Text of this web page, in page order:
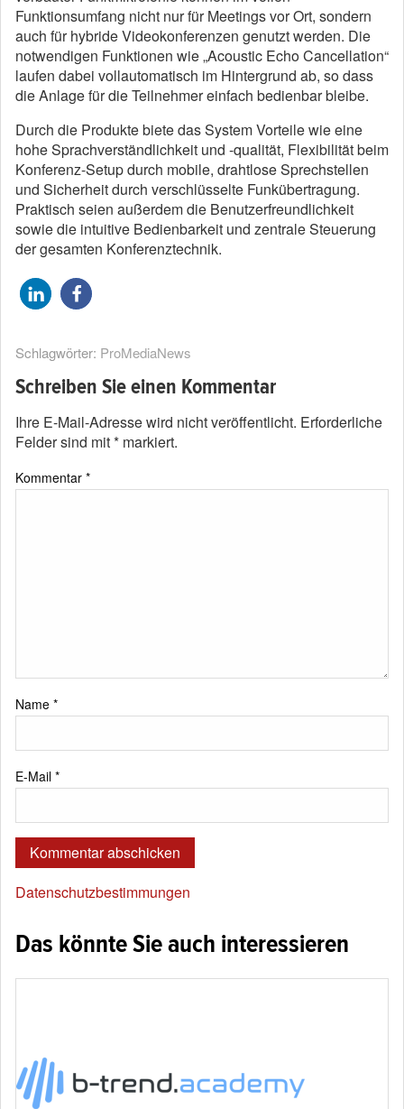
Funktionsumfang nicht nur für Meetings vor Ort, sondern
auch für hybride Videokonferenzen genutzt werden. Die
notwendigen Funktionen wie „Acoustic Echo Cancellation“
laufen dabei vollautomatisch im Hintergrund ab, so dass
die Anlage für die Teilnehmer einfach bedienbar bleibe.
Durch die Produkte biete das System Vorteile wie eine
hohe Sprachverständlichkeit und -qualität, Flexibilität beim
Konferenz-Setup durch mobile, drahtlose Sprechstellen
und Sicherheit durch verschlüsselte Funkübertragung.
Praktisch seien außerdem die Benutzerfreundlichkeit
sowie die intuitive Bedienbarkeit und zentrale Steuerung
der gesamten Konferenztechnik.
Schlagwörter: ProMediaNews
Schreiben Sie einen Kommentar
Ihre E-Mail-Adresse wird nicht veröffentlicht. Erforderliche
Felder sind mit* markiert.
Kommentar *
Name *
E-Mail *
Datenschutzbestimmungen
Das könnte Sie auch interessieren